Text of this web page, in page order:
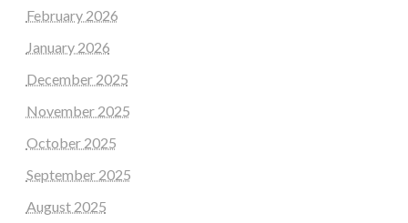
February 2026
January 2026
December 2025
November 2025
October 2025
September 2025
August 2025